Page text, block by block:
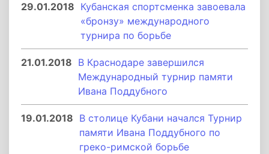
29.01.2018 Кубанская спортсменка завоевала
«бронзу» международного
турнира по борьбе
21.01.2018 В Краснодаре завершился
Международный турнир памяти
Ивана Поддубного
19.01.2018 В столице Кубани начался Турнир
памяти Ивана Поддубного по
греко-римской борьбе